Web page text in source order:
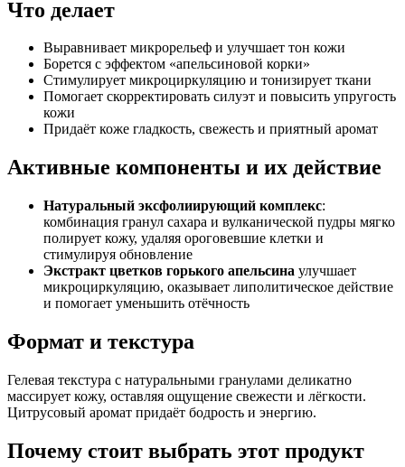
Что делает
Выравнивает микрорельеф и улучшает тон кожи
Борется с эффектом «апельсиновой корки»
Стимулирует микроциркуляцию и тонизирует ткани
Помогает скорректировать силуэт и повысить упругость
кожи
Придаёт коже гладкость, свежесть и приятный аромат
Активные компоненты и их действие
Натуральный эксфолиирующий комплекс:
комбинация гранул сахара и вулканической пудры мягко
полирует кожу, удаляя ороговевшие клетки и
стимулируя обновление
Экстракт цветков горького апельсина улучшает
микроциркуляцию, оказывает липолитическое действие
и помогает уменьшить отёчность
Формат и текстура
Гелевая текстура с натуральными гранулами деликатно
массирует кожу, оставляя ощущение свежести и лёгкости.
Цитрусовый аромат придаёт бодрость и энергию.
Почему стоит выбрать этот продукт